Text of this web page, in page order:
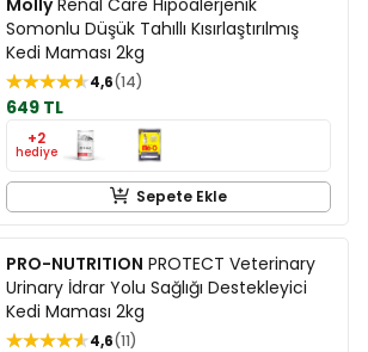
Somonlu Düşük Tahıllı Kısırlaştırılmış
Kedi Maması 2kg
4,6 14
649 TL
+2
hediye
Sepete Ekle
PRO-NUTRITION PROTECT Veterinary
Urinary İdrar Yolu Sağlığı Destekleyici
Kedi Maması 2kg
4,6 11